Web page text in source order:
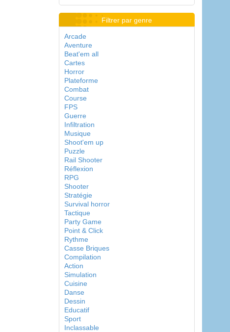
Filtrer par genre
Arcade
Aventure
Beat'em all
Cartes
Horror
Plateforme
Combat
Course
FPS
Guerre
Infiltration
Musique
Shoot'em up
Puzzle
Rail Shooter
Réflexion
RPG
Shooter
Stratégie
Survival horror
Tactique
Party Game
Point & Click
Rythme
Casse Briques
Compilation
Action
Simulation
Cuisine
Danse
Dessin
Educatif
Sport
Inclassable